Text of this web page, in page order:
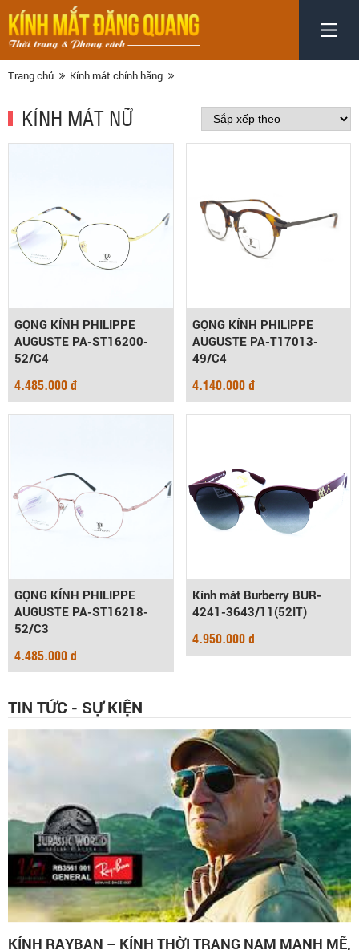
Trang chủ Kính mát chính hãng
KÍNH MÁT NỮ
GỌNG KÍNH PHILIPPE
AUGUSTE PA-ST16200-
52/C4
4.485.000 đ
GỌNG KÍNH PHILIPPE
AUGUSTE PA-T17013-
49/C4
4.140.000 đ
GỌNG KÍNH PHILIPPE
AUGUSTE PA-ST16218-
52/C3
4.485.000 đ
Kính mát Burberry BUR-
4241-3643/11(52IT)
4.950.000 đ
TIN TỨC - SỰ KIỆN
KÍNH RAYBAN – KÍNH THỜI TRANG NAM MẠNH MẼ,